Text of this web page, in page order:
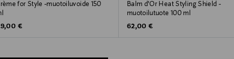
for Style -muotoiluvoide 150
Price
€
Balm d'Or Heat Styling Shield -
muotoilutuote 100 ml
Original Price
62,00 €